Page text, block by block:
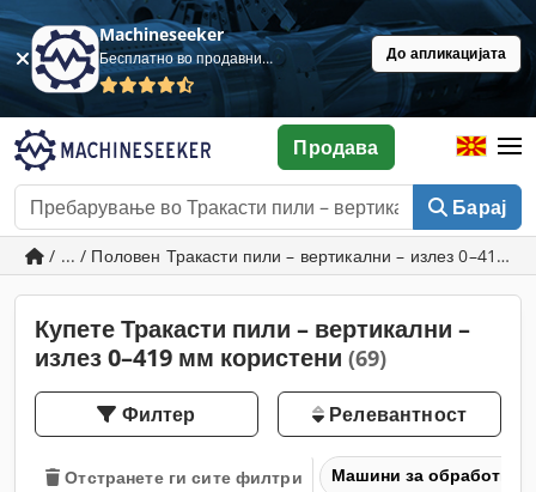
Machineseeker
Бесплатно во продавница До апликацијата
Барај
Продава
/ ... / Половен Тракасти пили – вертикални – излез 0–419
Купете Тракасти пили – вертикални –
излез 0–419 мм користени (69)
Филтер Релевантност
Отстранете ги сите филтри Машини за обработка